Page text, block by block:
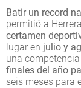
Batir un record
permitió a
certamen
lugar en julio y
una
finales del año
seis meses para